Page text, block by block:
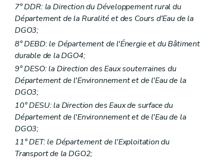
7° DDR: la Direction du Développement rural du
Département de la Ruralité et des Cours d'Eau de la
DGO3;
8° DEBD: le Département de l'Énergie et du Bâtiment
durable de la DGO4;
9° DESO: la Direction des Eaux souterraines du
Département de l'Environnement et de l'Eau de la
DGO3;
10° DESU: la Direction des Eaux de surface du
Département de l'Environnement et de l'Eau de la
DGO3;
11° DET: le Département de l'Exploitation du
Transport de la DGO2;